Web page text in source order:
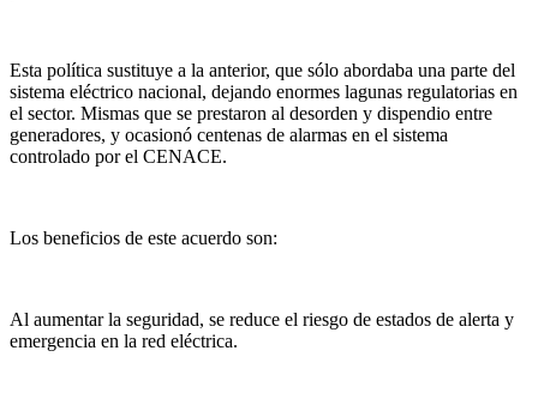
Esta política sustituye a la anterior, que sólo abordaba una parte del
sistema eléctrico nacional, dejando enormes lagunas regulatorias en
el sector. Mismas que se prestaron al desorden y dispendio entre
generadores, y ocasionó centenas de alarmas en el sistema
controlado por el CENACE.
Los beneficios de este acuerdo son:
Al aumentar la seguridad, se reduce el riesgo de estados de alerta y
emergencia en la red eléctrica.